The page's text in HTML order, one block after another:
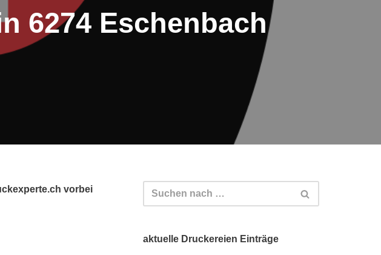
6274 Eschenbach
vorbei
aktuelle Druckereien Einträge